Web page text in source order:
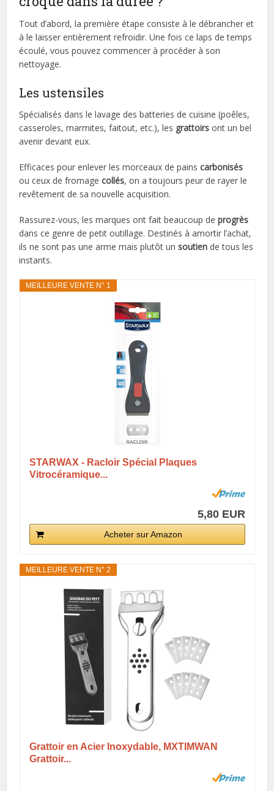
Tout d’abord, la première étape consiste à le débrancher et
à le laisser entièrement refroidir. Une fois ce laps de temps
écoulé, vous pouvez commencer à procéder à son
nettoyage.
Les ustensiles
Spécialisés dans le lavage des batteries de cuisine (poêles,
casseroles, marmites, faitout, etc.), les grattoirs ont un bel
avenir devant eux.
Efficaces pour enlever les morceaux de painscarbonisés
ou ceux de fromagecollés, on a toujours peur de rayer le
revêtement de sa nouvelle acquisition.
Rassurez-vous, les marques ont fait beaucoup deprogrès
dans ce genre de petit outillage. Destinés à amortir l’achat,
ils ne sont pas une arme mais plutôt unsoutien de tous les
instants.
MEILLEURE VENTE N° 1
STARWAX - Racloir Spécial Plaques
Vitrocéramique...
5,80 EUR
Acheter sur Amazon
MEILLEURE VENTE N° 2
Grattoir en Acier Inoxydable, MXTIMWAN
Grattoir...